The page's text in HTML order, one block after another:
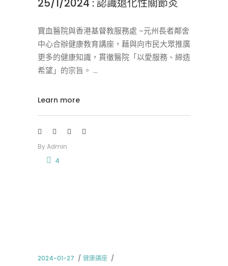
25/1/2024 : 認識退化性關節炎
寶血醫院與香港基督教服務處 ~元州長者鄰舍
中心合辦健康教育講座，藉與向市民大眾推廣
更多的健康知識，貫徹醫院「以愛服務、締造
希望」的宗旨。
Learn more
ByAdmin
4
2024-01-27
健康講座